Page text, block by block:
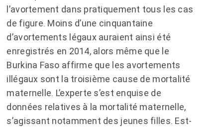
l’avortement dans pratiquement tous les cas
de figure. Moins d’une cinquantaine
d’avortements légaux auraient ainsi été
enregistrés en 2014, alors même que le
Burkina Faso affirme que les avortements
illégaux sont la troisième cause de mortalité
maternelle. L’experte s’est enquise de
données relatives à la mortalité maternelle,
s’agissant notamment des jeunes filles. Est-